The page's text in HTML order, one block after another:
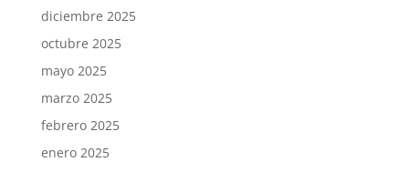
diciembre 2025
octubre 2025
mayo 2025
marzo 2025
febrero 2025
enero 2025